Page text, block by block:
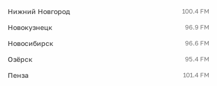
Нижний Новгород 100.4 FM
Новокузнецк 96.9 FM
Новосибирск 96.6 FM
Озёрск 95.4 FM
Пенза 101.4 FM